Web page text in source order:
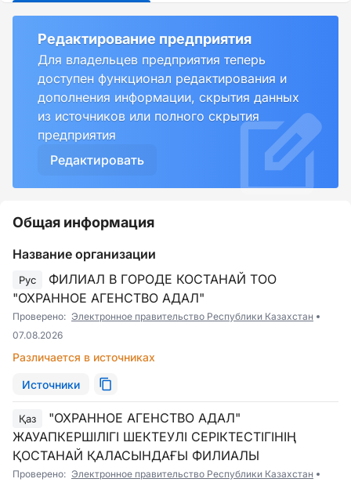
Редактирование предприятия
Для владельцев предприятия теперь
доступен функционал редактирования и
дополнения информации, скрытия данных
из источников или полного скрытия
предприятия
Редактировать
Общая информация
Название организации
Рус
ФИЛИАЛ В ГОРОДЕ КОСТАНАЙ ТОО
"ОХРАННОЕ АГЕНСТВО АДАЛ"
Проверено: Электронное правительство Республики Казахстан
07.08.2026
Различается в источниках
Источники
Қаз
"ОХРАННОЕ АГЕНСТВО АДАЛ"
ЖАУАПКЕРШІЛІГІ ШЕКТЕУЛІ СЕРІКТЕСТІГІНІҢ
ҚОСТАНАЙ ҚАЛАСЫНДАҒЫ ФИЛИАЛЫ
Проверено: Электронное правительство Республики Казахстан